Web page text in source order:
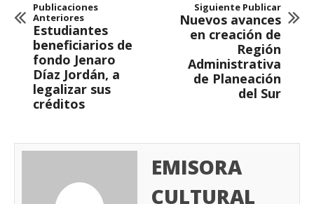
Publicaciones
Anteriores
Estudiantes
beneficiarios de
fondo Jenaro
Díaz Jordán, a
legalizar sus
créditos
Siguiente Publicar
Nuevos avances
en creación de
Región
Administrativa
de Planeación
del Sur
EMISORA
CULTURAL